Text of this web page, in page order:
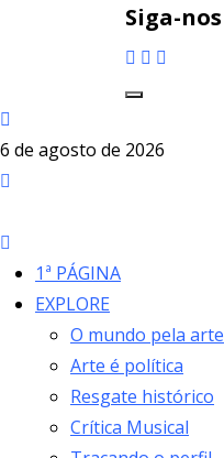
Siga-nos
6 de agosto de 2026
1ª PÁGINA
EXPLORE
O mundo pela arte
Arte é política
Resgate histórico
Crítica Musical